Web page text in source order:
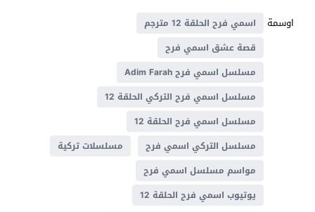
اوسمة
اسمي فرح الحلقة 12 مترجم
قصة عشق اسمي فرح
مسلسل اسمي فرح Adim Farah
مسلسل اسمي فرح التركي الحلقة 12
مسلسل اسمي فرح الحلقة 12
مسلسل التركي اسمي فرح
مسلسلات تركية
مواسم مسلسل اسمي فرح
يوتيوب اسمي فرح الحلقة 12